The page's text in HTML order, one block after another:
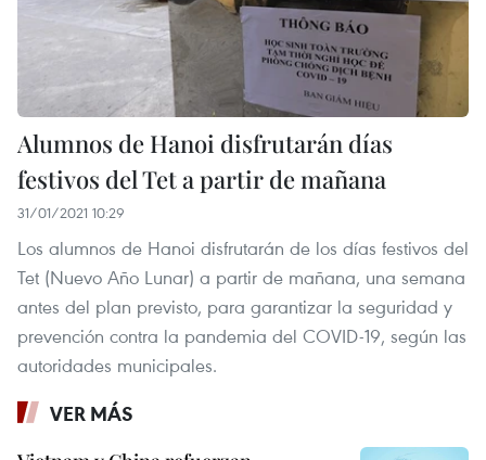
Alumnos de Hanoi disfrutarán días
festivos del Tet a partir de mañana
31/01/2021 10:29
Los alumnos de Hanoi disfrutarán de los días festivos del
Tet (Nuevo Año Lunar) a partir de mañana, una semana
antes del plan previsto, para garantizar la seguridad y
prevención contra la pandemia del COVID-19, según las
autoridades municipales.
VER MÁS